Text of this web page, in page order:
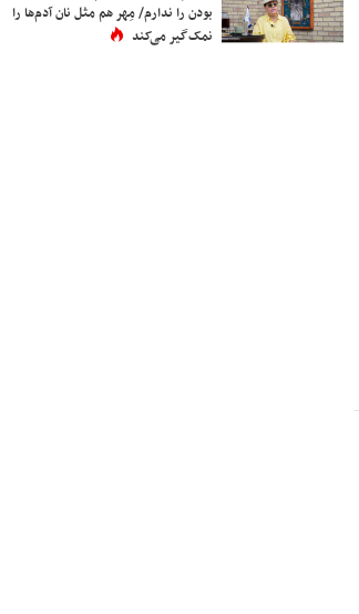
بودن را ندارم/ مِهر هم مثل نان آدم‌ها را
نمک‌گیر می‌کند